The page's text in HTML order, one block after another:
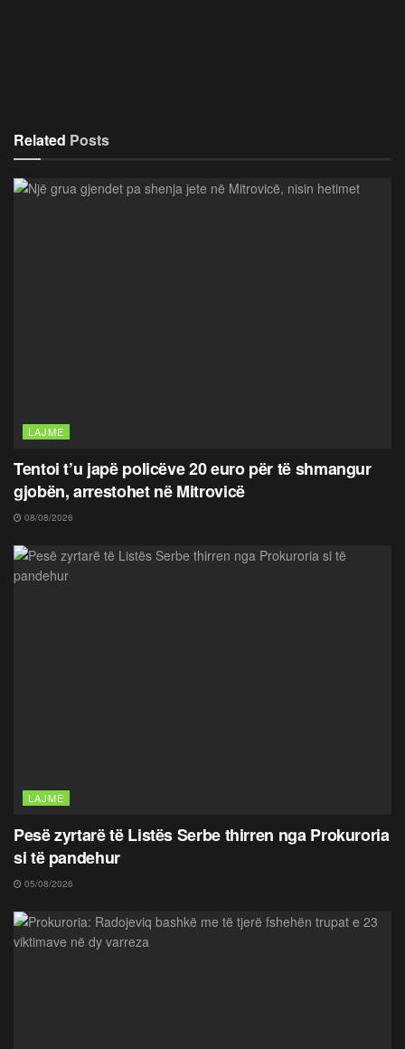
Related Posts
LAJME
Tentoi t’u japë policëve 20 euro për të shmangur
gjobën, arrestohet në Mitrovicë
08/08/2026
LAJME
Pesë zyrtarë të Listës Serbe thirren nga Prokuroria
si të pandehur
05/08/2026